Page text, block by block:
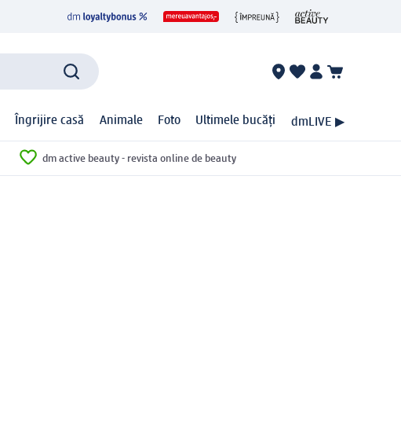
Îngrijire casă Animale Foto Ultimele bucăți dmLIVE ▶
dm active beauty - revista online de beauty